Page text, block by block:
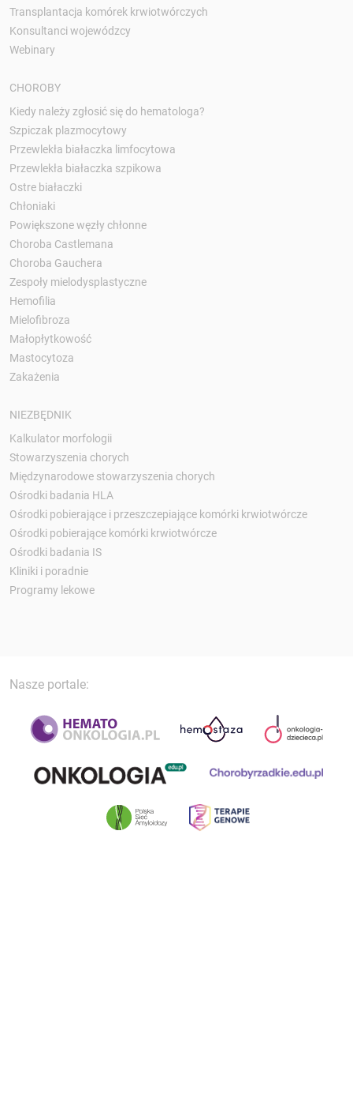
Transplantacja komórek krwiotwórczych
Konsultanci wojewódzcy
Webinary
CHOROBY
Kiedy należy zgłosić się do hematologa?
Szpiczak plazmocytowy
Przewlekła białaczka limfocytowa
Przewlekła białaczka szpikowa
Ostre białaczki
Chłoniaki
Powiększone węzły chłonne
Choroba Castlemana
Choroba Gauchera
Zespoły mielodysplastyczne
Hemofilia
Mielofibroza
Małopłytkowość
Mastocytoza
Zakażenia
NIEZBĘDNIK
Kalkulator morfologii
Stowarzyszenia chorych
Międzynarodowe stowarzyszenia chorych
Ośrodki badania HLA
Ośrodki pobierające i przeszczepiające komórki krwiotwórcze
Ośrodki pobierające komórki krwiotwórcze
Ośrodki badania IS
Kliniki i poradnie
Programy lekowe
Nasze portale: